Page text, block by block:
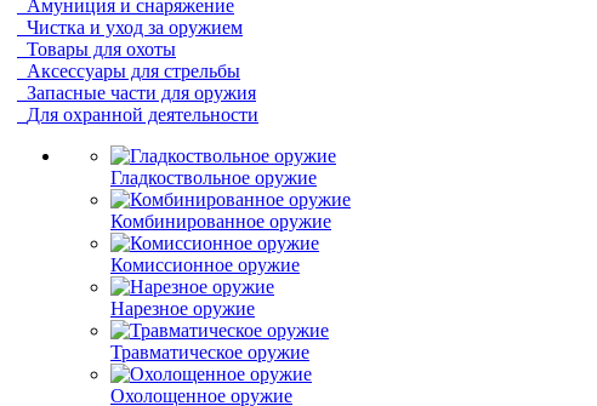
Амуниция и снаряжение
Чистка и уход за оружием
Товары для охоты
Аксессуары для стрельбы
Запасные части для оружия
Для охранной деятельности
Гладкоствольное оружие
Комбинированное оружие
Комиссионное оружие
Нарезное оружие
Травматическое оружие
Охолощенное оружие